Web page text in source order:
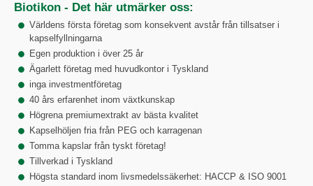
Biotikon - Det här utmärker oss:
Världens första företag som konsekvent avstår från tillsatser i
kapselfyllningarna
Egen produktion i över 25 år
Ägarlett företag med huvudkontor i Tyskland
inga investmentföretag
40 års erfarenhet inom växtkunskap
Högrena premiumextrakt av bästa kvalitet
Kapselhöljen fria från PEG och karragenan
Tomma kapslar från tyskt företag!
Tillverkad i Tyskland
Högsta standard inom livsmedelssäkerhet: HACCP & ISO 9001